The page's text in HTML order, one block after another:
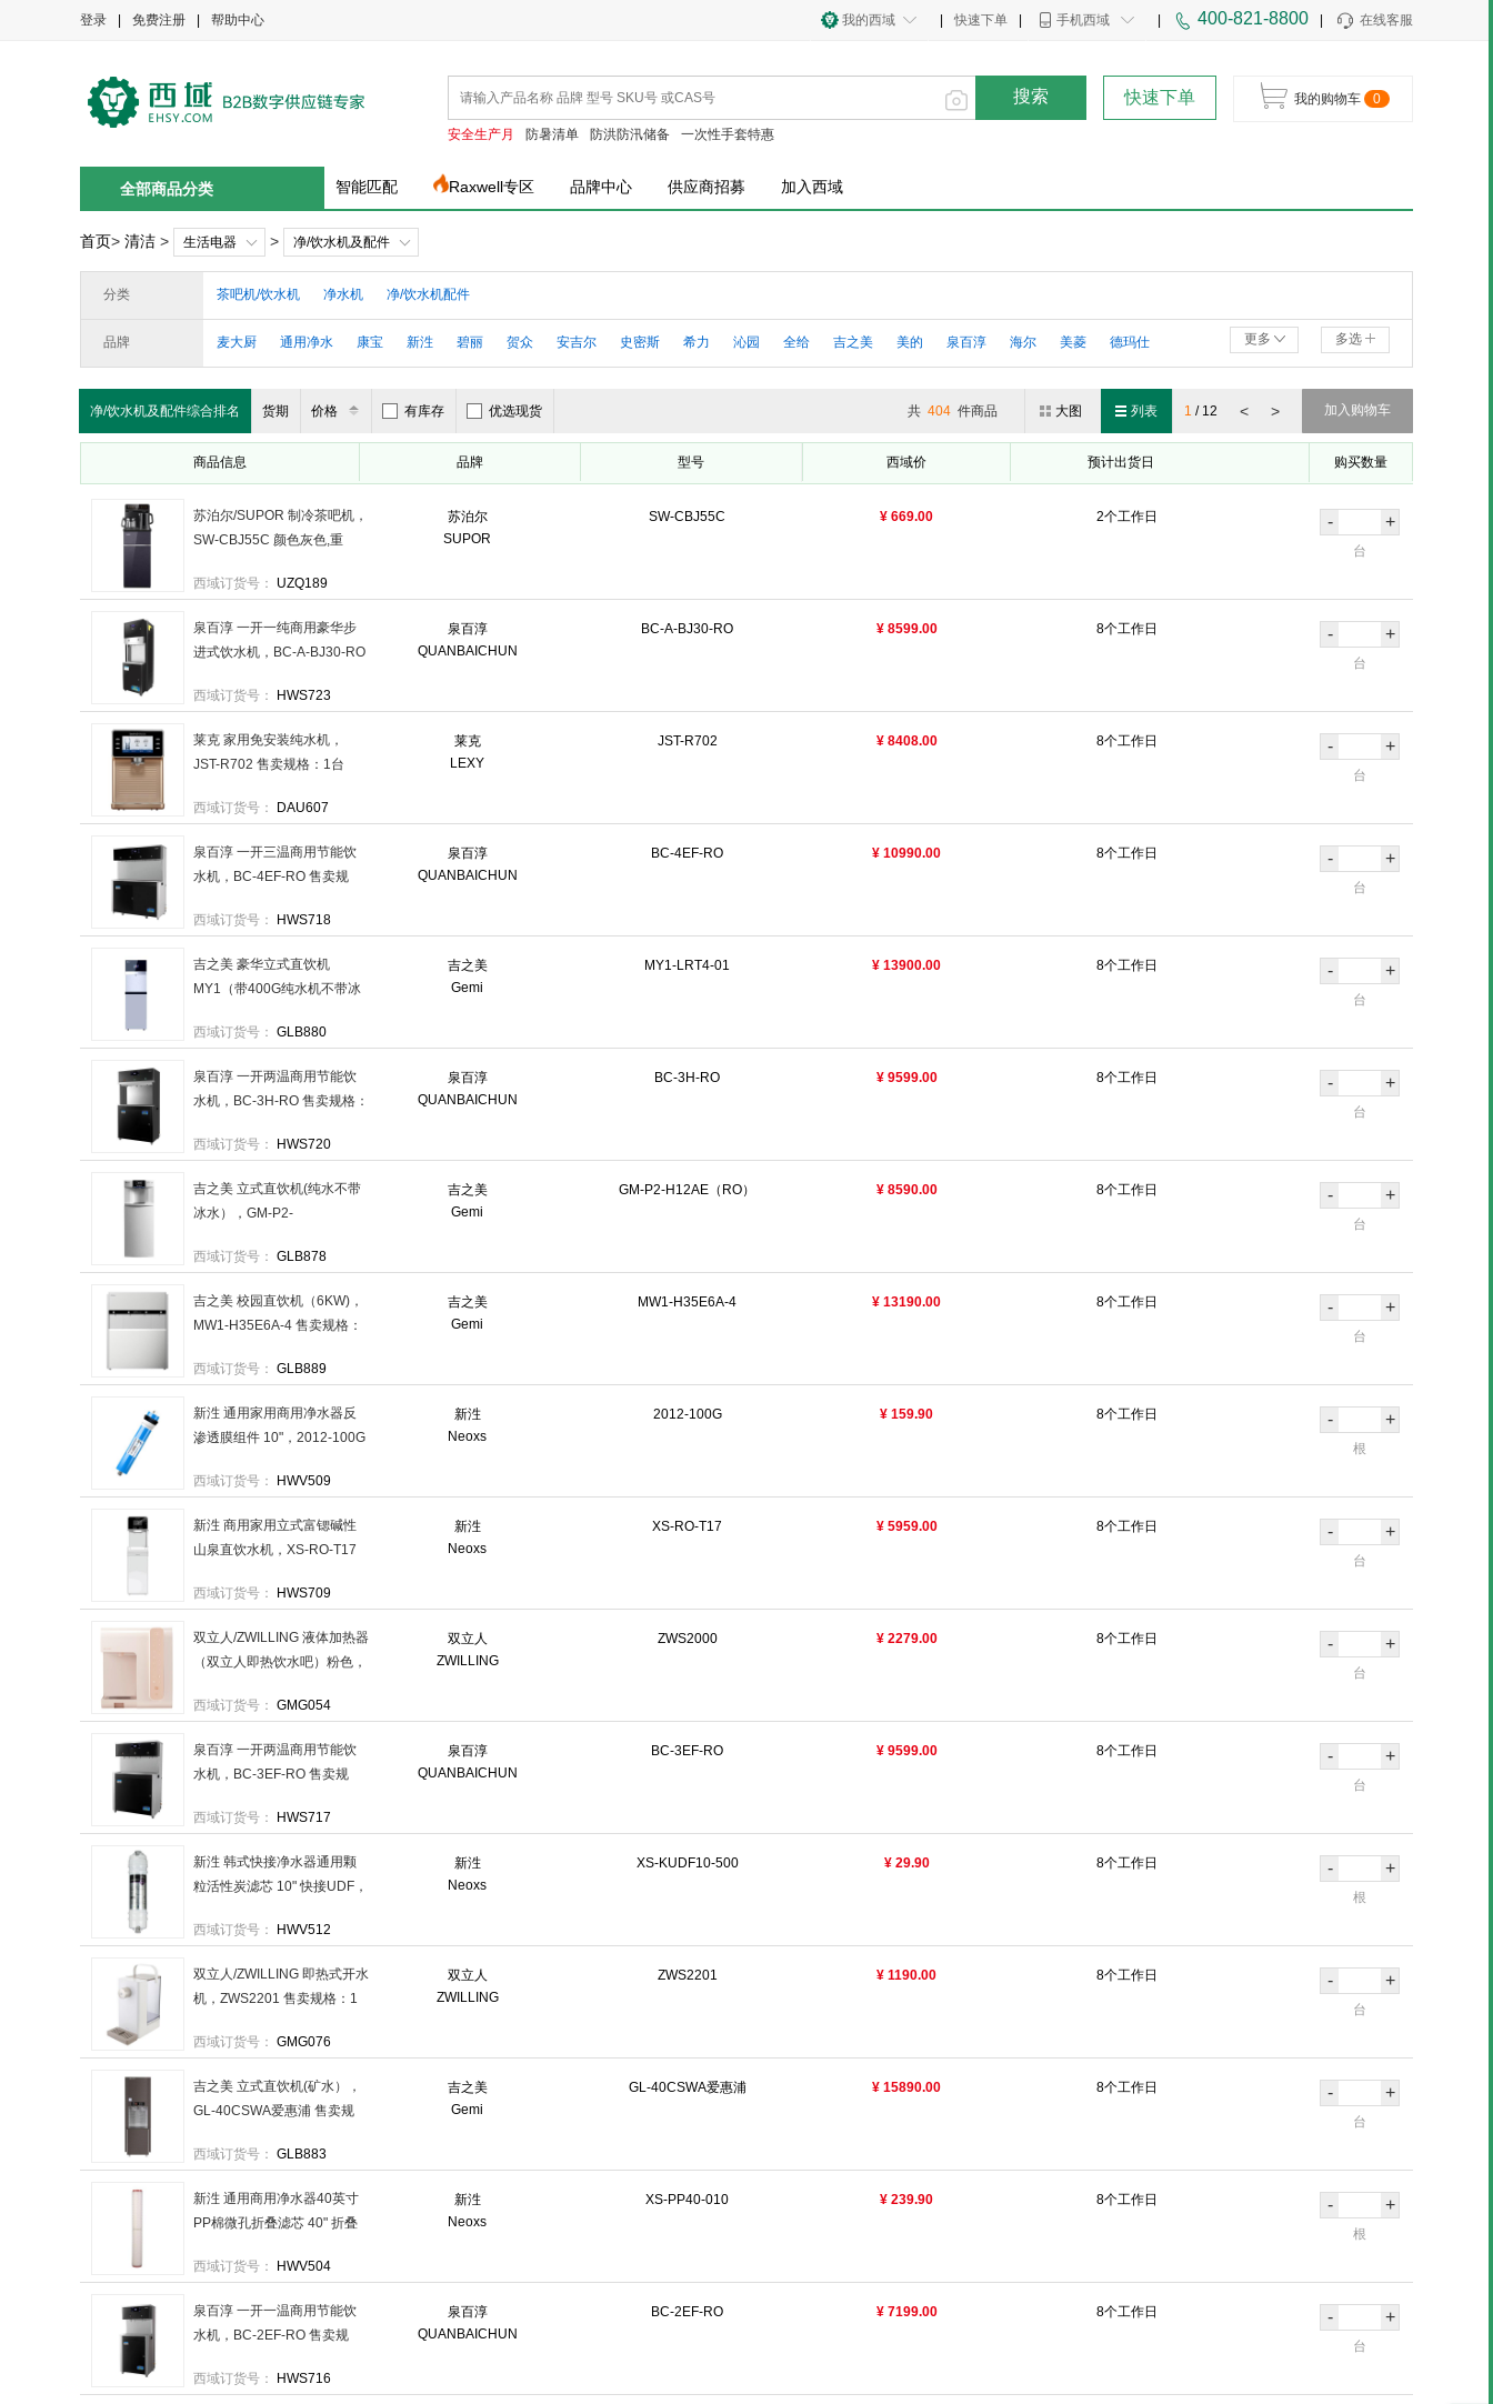
登录 免费注册 帮助中心 在线客服
400-821-8800
手机西域
快速下单
我的西域
搜索
安全生产月 防暑清单 防洪防汛储备 一次性手套特惠
快速下单 我的购物车 0
全部商品分类 智能匹配 Raxwell专区 品牌中心 供应商招募 加入西域
首页> 清洁 > 生活电器 > 净/饮水机及配件
分类 茶吧机/饮水机 净水机 净/饮水机配件
品牌 麦大厨 通用净水 康宝 新泩 碧丽 贺众 安吉尔 史密斯 希力 沁园 全给 吉之美 美的 泉百淳 海尔 美菱 德玛仕
愉升 本源 世纪丰源 集米 京势
多选
更多
净/饮水机及配件综合排名 货期 价格 有库存 优选现货 加入购物车
< >
1 / 12
大图 列表
共404 件商品
商品信息 品牌 型号 西域价 预计出货日 购买数量
苏泊尔
SUPOR
SW-CBJ55C ¥ 669.00 2个工作日
苏泊尔/SUPOR 制冷茶吧机，
SW-CBJ55C 颜色灰色,重
220V~50Hz 售卖规格：1台
西域订货号： UZQ189
- +
台
泉百淳
QUANBAICHUN
BC-A-BJ30-RO ¥ 8599.00 8个工作日
泉百淳 一开一纯商用豪华步
进式饮水机，BC-A-BJ30-RO
西域订货号：
HWS723
- +
台
莱克
LEXY
JST-R702 ¥ 8408.00 8个工作日
莱克 家用免安装纯水机，
JST-R702 售卖规格：1台
西域订货号： DAU607
- +
台
泉百淳
QUANBAICHUN
BC-4EF-RO ¥ 10990.00 8个工作日
泉百淳 一开三温商用节能饮
水机，BC-4EF-RO 售卖规
西域订货号：
HWS718
- +
台
吉之美
Gemi
MY1-LRT4-01 ¥ 13900.00 8个工作日
吉之美 豪华立式直饮机
MY1（带400G纯水机不带冰
格：1台
西域订货号： GLB880
- +
台
泉百淳
QUANBAICHUN
BC-3H-RO ¥ 9599.00 8个工作日
泉百淳 一开两温商用节能饮
水机，BC-3H-RO 售卖规格：
西域订货号：
HWS720
- +
台
吉之美
Gemi
GM-P2-H12AE（RO） ¥ 8590.00 8个工作日
吉之美 立式直饮机(纯水不带
冰水），GM-P2-
台
西域订货号： GLB878
- +
台
吉之美
Gemi
MW1-H35E6A-4 ¥ 13190.00 8个工作日
吉之美 校园直饮机（6KW)，
MW1-H35E6A-4 售卖规格：
西域订货号： GLB889
- +
台
新泩
Neoxs
2012-100G ¥ 159.90 8个工作日
新泩 通用家用商用净水器反
渗透膜组件 10"，2012-100G
西域订货号：
HWV509
- +
根
新泩
Neoxs
XS-RO-T17 ¥ 5959.00 8个工作日
新泩 商用家用立式富锶碱性
山泉直饮水机，XS-RO-T17
西域订货号：
HWS709
- +
台
双立人
ZWILLING
ZWS2000 ¥ 2279.00 8个工作日
双立人/ZWILLING 液体加热器
（双立人即热饮水吧）粉色，
西域订货号： GMG054
- +
台
泉百淳
QUANBAICHUN
BC-3EF-RO ¥ 9599.00 8个工作日
泉百淳 一开两温商用节能饮
水机，BC-3EF-RO 售卖规
西域订货号：
HWS717
- +
台
新泩
Neoxs
XS-KUDF10-500 ¥ 29.90 8个工作日
新泩 韩式快接净水器通用颗
粒活性炭滤芯 10" 快接UDF，
1根
西域订货号： HWV512
- +
根
双立人
ZWILLING
ZWS2201 ¥ 1190.00 8个工作日
双立人/ZWILLING 即热式开水
机，ZWS2201 售卖规格：1
西域订货号： GMG076
- +
台
吉之美
Gemi
GL-40CSWA爱惠浦 ¥ 15890.00 8个工作日
吉之美 立式直饮机(矿水），
GL-40CSWA爱惠浦 售卖规
西域订货号： GLB883
- +
台
新泩
Neoxs
XS-PP40-010 ¥ 239.90 8个工作日
新泩 通用商用净水器40英寸
PP棉微孔折叠滤芯 40" 折叠
规格：1根
西域订货号： HWV504
- +
根
泉百淳
QUANBAICHUN
BC-2EF-RO ¥ 7199.00 8个工作日
泉百淳 一开一温商用节能饮
水机，BC-2EF-RO 售卖规
西域订货号：
HWS716
- +
台